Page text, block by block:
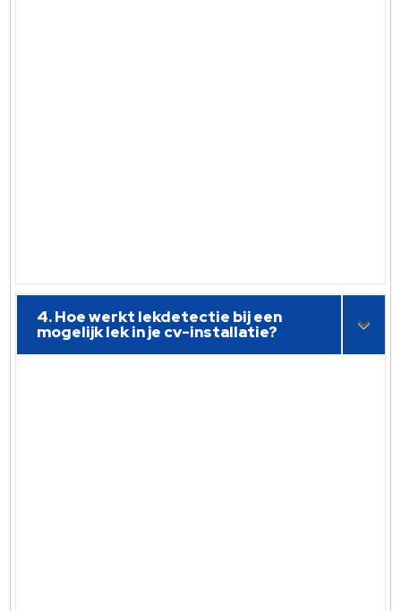
4. Hoe werkt lekdetectie bij een
mogelijk lek in je cv-installatie?